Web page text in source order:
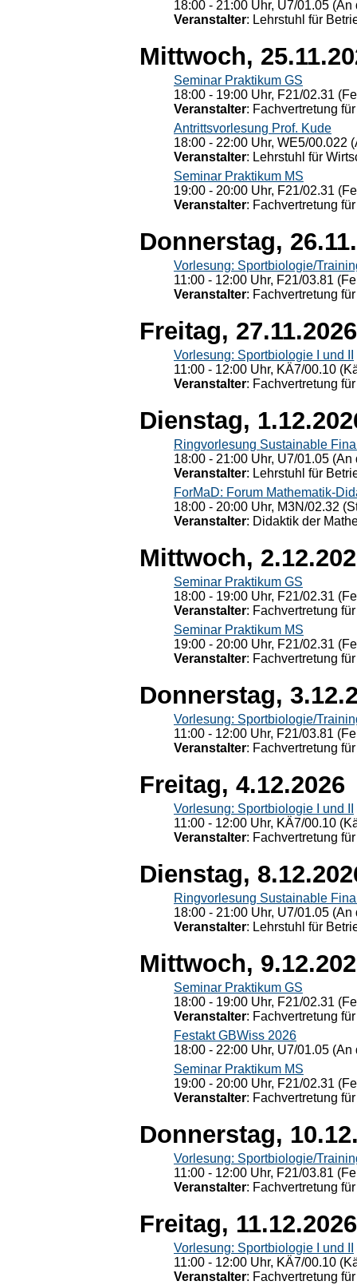
18:00 - 21:00 Uhr, U7/01.05
Veranstalter: Lehrstuhl für
Mittwoch,
Seminar Praktikum GS
18:00 - 19:00 Uhr, F21/02.31
Veranstalter: Fachvertretung
Antrittsvorlesung Prof. Kude
18:00 - 22:00 Uhr, WE5/00.022
Veranstalter: Lehrstuhl für
Seminar Praktikum MS
19:00 - 20:00 Uhr, F21/02.31
Veranstalter: Fachvertretung
Donnerstag,
Vorlesung: Sportbiologie/
11:00 - 12:00 Uhr, F21/03.81
Veranstalter: Fachvertretung
Freitag, 27.11.2026
Vorlesung: Sportbiologie I und II
11:00 - 12:00 Uhr, KÄ7/00.10
Veranstalter: Fachvertretung
Dienstag,
Ringvorlesung Sustainable
18:00 - 21:00 Uhr, U7/01.05
Veranstalter: Lehrstuhl für
ForMaD: Forum Mathematik-
18:00 - 20:00 Uhr, M3N/02.32
Veranstalter: Didaktik der
Mittwoch,
Seminar Praktikum GS
18:00 - 19:00 Uhr, F21/02.31
Veranstalter: Fachvertretung
Seminar Praktikum MS
19:00 - 20:00 Uhr, F21/02.31
Veranstalter: Fachvertretung
Donnerstag,
Vorlesung: Sportbiologie/
11:00 - 12:00 Uhr, F21/03.81
Veranstalter: Fachvertretung
Freitag, 4.12.2026
Vorlesung: Sportbiologie I und II
11:00 - 12:00 Uhr, KÄ7/00.10
Veranstalter: Fachvertretung
Dienstag,
Ringvorlesung Sustainable
18:00 - 21:00 Uhr, U7/01.05
Veranstalter: Lehrstuhl für
Mittwoch,
Seminar Praktikum GS
18:00 - 19:00 Uhr, F21/02.31
Veranstalter: Fachvertretung
Festakt GBWiss 2026
18:00 - 22:00 Uhr, U7/01.05
Seminar Praktikum MS
19:00 - 20:00 Uhr, F21/02.31
Veranstalter: Fachvertretung
Donnerstag,
Vorlesung: Sportbiologie/
11:00 - 12:00 Uhr, F21/03.81
Veranstalter: Fachvertretung
Freitag, 11.12.2026
Vorlesung: Sportbiologie I und II
11:00 - 12:00 Uhr, KÄ7/00.10
Veranstalter: Fachvertretung